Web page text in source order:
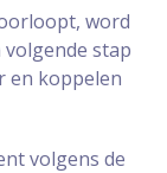
word
volgende stap
en koppelen
volgens de